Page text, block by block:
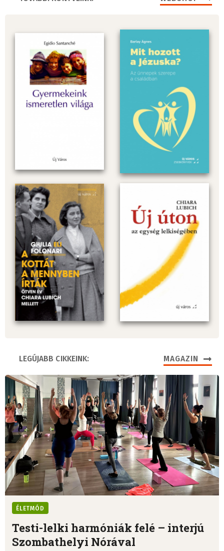
LEGÚJABB CIKKEINK: MAGAZIN
ÉLETMÓD
Testi-lelki harmóniák felé – interjú
Szombathelyi Nórával